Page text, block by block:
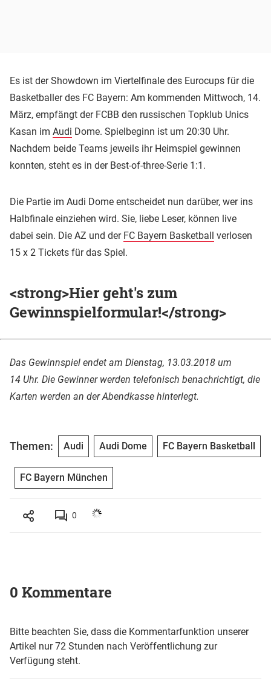
Es ist der Showdown im Viertelfinale des Eurocups für die
Basketballer des FC Bayern: Am kommenden Mittwoch, 14.
März, empfängt der FCBB den russischen Topklub Unics
Kasan im Audi Dome. Spielbeginn ist um 20:30 Uhr.
Nachdem beide Teams jeweils ihr Heimspiel gewinnen
konnten, steht es in der Best-of-three-Serie 1:1.
Die Partie im Audi Dome entscheidet nun darüber, wer ins
Halbfinale einziehen wird. Sie, liebe Leser, können live
dabei sein. Die AZ und der FC Bayern Basketball verlosen
15 x 2 Tickets für das Spiel.
<strong>Hier geht's zum
Gewinnspielformular!</strong>
Das Gewinnspiel endet am Dienstag, 13.03.2018 um
14 Uhr. Die Gewinner werden telefonisch benachrichtigt, die
Karten werden an der Abendkasse hinterlegt.
Themen: Audi Audi Dome FC Bayern Basketball
FC Bayern München
0
0 Kommentare
Bitte beachten Sie, dass die Kommentarfunktion unserer
Artikel nur 72 Stunden nach Veröffentlichung zur
Verfügung steht.